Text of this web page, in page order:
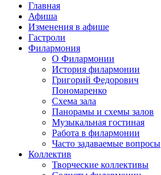
Главная
Афиша
Изменения в афише
Гастроли
Филармония
О Филармонии
История филармонии
Григорий Федорович
Пономаренко
Схема зала
Панорамы и схемы залов
Музыкальная гостиная
Работа в филармонии
Часто задаваемые вопросы
Коллектив
Творческие коллективы